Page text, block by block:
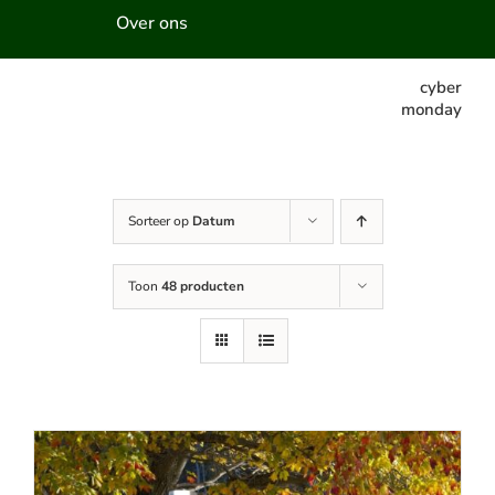
Over ons
cyber
monday
Sorteer op Datum
Toon 48 producten